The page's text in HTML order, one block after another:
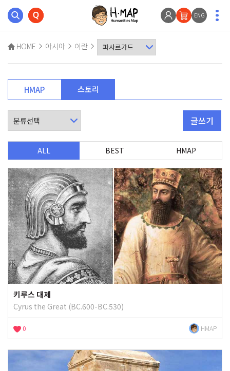
ENG
HOME 아시아 이란
HMAP 스토리
글쓰기
ALL BEST HMAP
키루스 대제
Cyrus the Great (BC.600-BC.530)
0 HMAP